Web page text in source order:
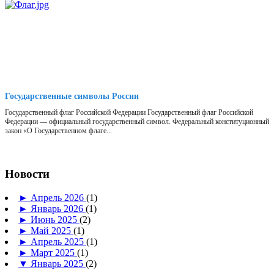
Государственные символы России
Государственный флаг Российской Федерации Государственный флаг Российской
Федерации — официальный государственный символ. Федеральный конституционный
закон «О Государственном флаге...
Новости
► Апрель 2026 (1)
► Январь 2026 (1)
► Июнь 2025 (2)
► Май 2025 (1)
► Апрель 2025 (1)
► Март 2025 (1)
▼ Январь 2025 (2)